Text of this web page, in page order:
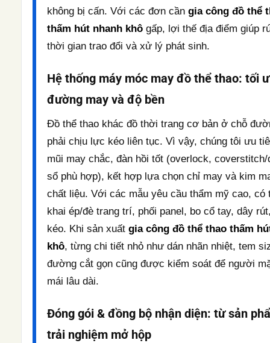
không bị cấn. Với các đơn cần gia công đồ thể
thấm hút nhanh khô gấp, lợi thế địa điểm giúp
thời gian trao đổi và xử lý phát sinh.
Hệ thống máy móc may đồ thể thao: tối
đường may và độ bền
Đồ thể thao khác đồ thời trang cơ bản ở chỗ
phải chịu lực kéo liên tục. Vì vậy, chúng tôi ưu
mũi may chắc, đàn hồi tốt (overlock, coverstitch/
sổ phù hợp), kết hợp lựa chọn chỉ may và kim
chất liệu. Với các mẫu yêu cầu thẩm mỹ cao, có
khai ép/đè trang trí, phối panel, bo cổ tay, dây
kéo. Khi sản xuất gia công đồ thể thao thấm
khô, từng chi tiết nhỏ như dán nhãn nhiệt, tem
đường cắt gọn cũng được kiểm soát để người
mái lâu dài.
Đóng gói & đồng bộ nhận diện: từ sản
trải nghiệm mở hộp